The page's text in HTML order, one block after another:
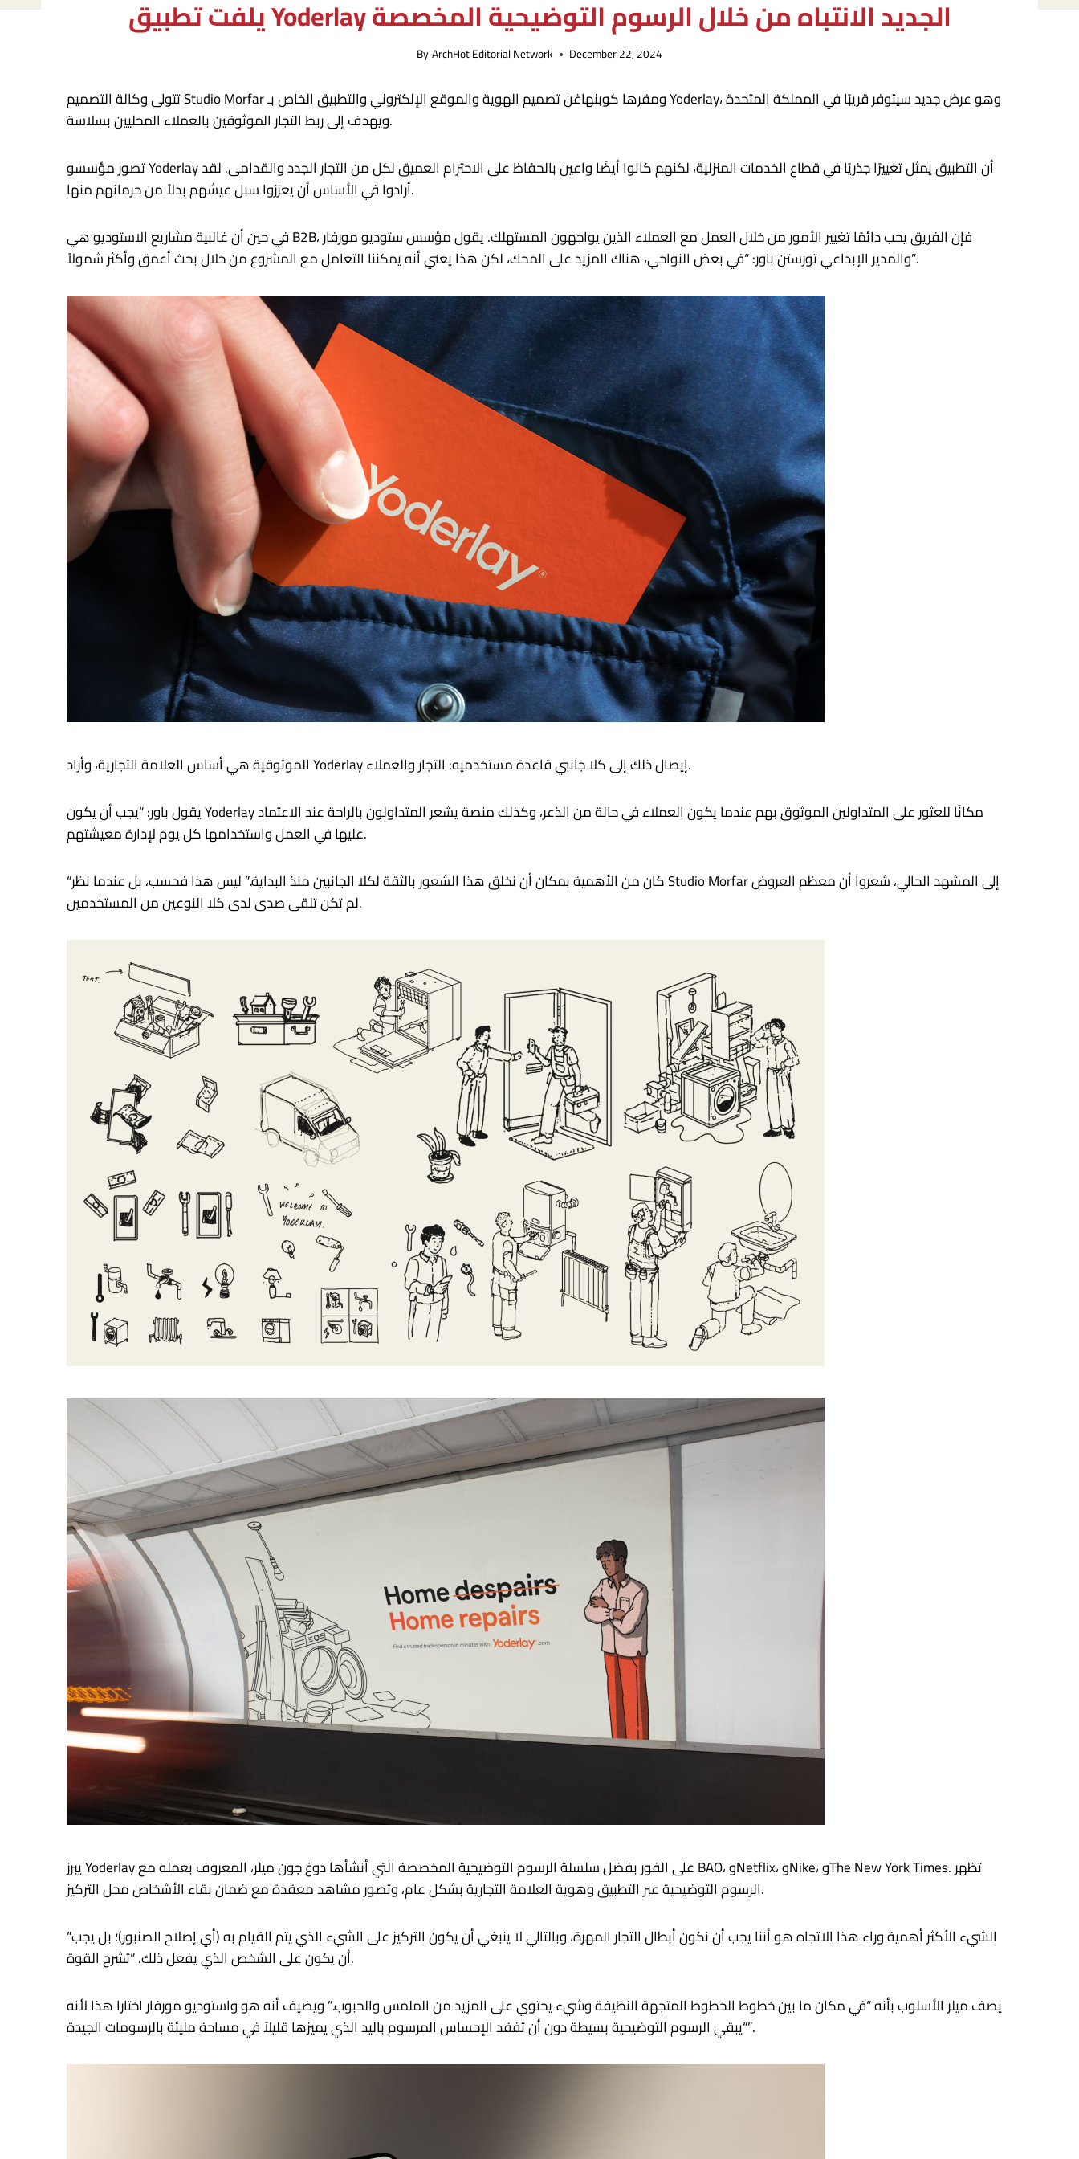
يلفت تطبيق Yoderlay الجديد الانتباه من خلال الرسوم التوضيحية المخصصة
ByArchHot Editorial Network December 22, 2024
تتولى وكالة التصميم Studio Morfar ومقرها كوبنهاغن تصميم الهوية والموقع الإلكتروني والتطبيق الخاص بـ Yoderlay، وهو عرض جديد سيتوفر قريبًا في المملكة المتحدة
ويهدف إلى ربط التجار الموثوقين بالعملاء المحليين بسلاسة.
تصور مؤسسو Yoderlay أن التطبيق يمثل تغييرًا جذريًا في قطاع الخدمات المنزلية، لكنهم كانوا أيضًا واعين بالحفاظ على الاحترام العميق لكل من التجار الجدد والقدامى. لقد
أرادوا في الأساس أن يعززوا سبل عيشهم بدلاً من حرمانهم منها.
في حين أن غالبية مشاريع الاستوديو هي B2B، فإن الفريق يحب دائمًا تغيير الأمور من خلال العمل مع العملاء الذين يواجهون المستهلك. يقول مؤسس ستوديو مورفار
والمدير الإبداعي تورستن باور: “في بعض النواحي، هناك المزيد على المحك، لكن هذا يعني أنه يمكننا التعامل مع المشروع من خلال بحث أعمق وأكثر شمولاً”.
الموثوقية هي أساس العلامة التجارية، وأراد Yoderlay إيصال ذلك إلى كلا جانبي قاعدة مستخدميه: التجار والعملاء.
يقول باور: “يجب أن يكون Yoderlay مكانًا للعثور على المتداولين الموثوق بهم عندما يكون العملاء في حالة من الذعر، وكذلك منصة يشعر المتداولون بالراحة عند الاعتماد
عليها في العمل واستخدامها كل يوم لإدارة معيشتهم.
“كان من الأهمية بمكان أن نخلق هذا الشعور بالثقة لكلا الجانبين منذ البداية.” ليس هذا فحسب، بل عندما نظر Studio Morfar إلى المشهد الحالي، شعروا أن معظم العروض
لم تكن تلقى صدى لدى كلا النوعين من المستخدمين.
يبرز Yoderlay على الفور بفضل سلسلة الرسوم التوضيحية المخصصة التي أنشأها دوغ جون ميلر، المعروف بعمله مع BAO، وNetflix، وNike، وThe New York Times. تظهر
الرسوم التوضيحية عبر التطبيق وهوية العلامة التجارية بشكل عام، وتصور مشاهد معقدة مع ضمان بقاء الأشخاص محل التركيز.
“الشيء الأكثر أهمية وراء هذا الاتجاه هو أننا يجب أن نكون أبطال التجار المهرة، وبالتالي لا ينبغي أن يكون التركيز على الشيء الذي يتم القيام به (أي إصلاح الصنبور)؛ بل يجب
أن يكون على الشخص الذي يفعل ذلك، “تشرح القوة.
يصف ميلر الأسلوب بأنه “في مكان ما بين خطوط الخطوط المتجهة النظيفة وشيء يحتوي على المزيد من الملمس والحبوب.” ويضيف أنه هو واستوديو مورفار اختارا هذا لأنه
“يبقي الرسوم التوضيحية بسيطة دون أن تفقد الإحساس المرسوم باليد الذي يميزها قليلاً في مساحة مليئة بالرسومات الجيدة”.